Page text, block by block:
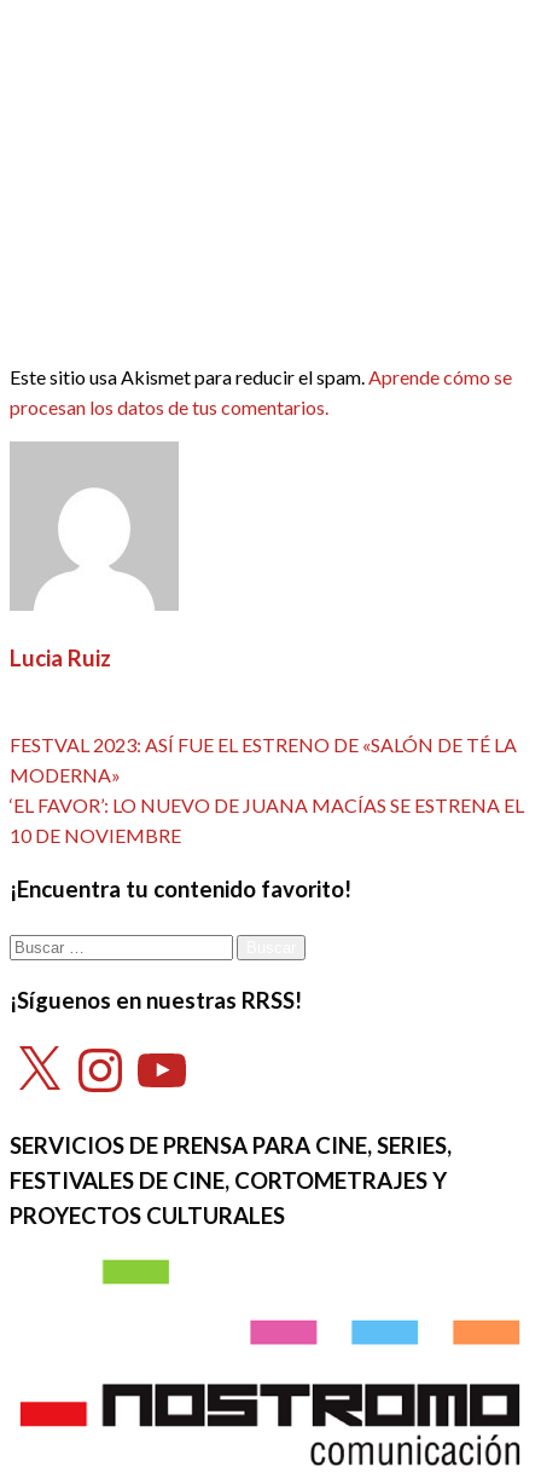
Este sitio usa Akismet para reducir el spam.Aprende cómo se
procesan los datos de tus comentarios.
Lucia Ruiz
Navegación
de
entradas
Entrada
anterior
FESTVAL 2023: ASÍ FUE EL ESTRENO DE «SALÓN DE TÉ LA
MODERNA»
Entrada
siguiente
‘EL FAVOR’: LO NUEVO DE JUANA MACÍAS SE ESTRENA EL
10 DE NOVIEMBRE
¡Encuentra tu contenido favorito!
Buscar:
¡Síguenos en nuestras RRSS!
X InstagramYouTube
SERVICIOS DE PRENSA PARA CINE, SERIES,
FESTIVALES DE CINE, CORTOMETRAJES Y
PROYECTOS CULTURALES